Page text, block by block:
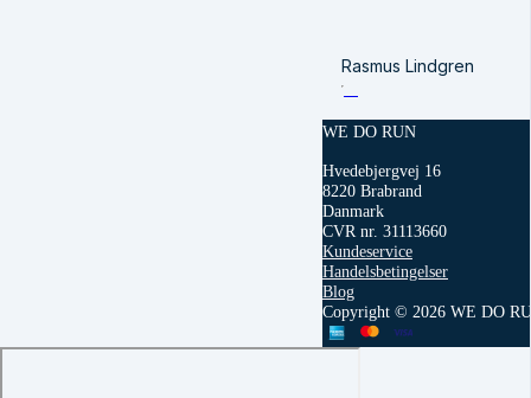
Rasmus Lindgren
WE DO RUN
Hvedebjergvej 16
8220 Brabrand
Danmark
CVR nr. 31113660
Kundeservice
Handelsbetingelser
Blog
Copyright © 2026 WE DO